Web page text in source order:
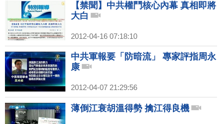
【禁聞】中共權鬥核心內幕 真相即將
大白
2012-04-16 07:18:10
中共軍報要「防暗流」 專家評指周永
康
2012-04-07 21:29:56
薄倒江衰胡溫得勢 擒江得良機